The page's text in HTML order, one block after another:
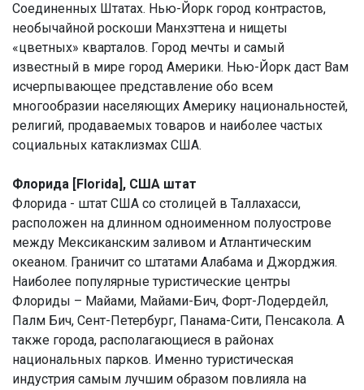
Соединенных Штатах. Нью-Йорк город контрастов,
необычайной роскоши Манхэттена и нищеты
«цветных» кварталов. Город мечты и самый
известный в мире город Америки. Нью-Йорк даст Вам
исчерпывающее представление обо всем
многообразии населяющих Америку национальностей,
религий, продаваемых товаров и наиболее частых
социальных катаклизмах США.
Флорида [Florida], США штат
Флорида - штат США со столицей в Таллахасси,
расположен на длинном одноименном полуострове
между Мексиканским заливом и Атлантическим
океаном. Граничит со штатами Алабама и Джорджия.
Наиболее популярные туристические центры
Флориды – Майами, Майами-Бич, Форт-Лодердейл,
Палм Бич, Сент-Петербург, Панама-Сити, Пенсакола. А
также города, располагающиеся в районах
национальных парков. Именно туристическая
индустрия самым лучшим образом повлияла на